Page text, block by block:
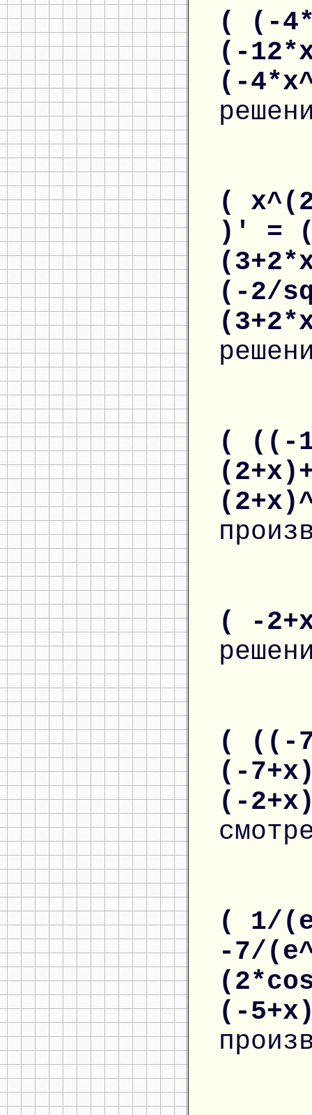
( (-
(-
(-
(
)' =
(-2/
( ((-
( -
( ((-
(-
(-
( 1/
-7/
(-